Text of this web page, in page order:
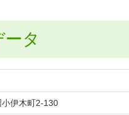
タ
伊木町2-130